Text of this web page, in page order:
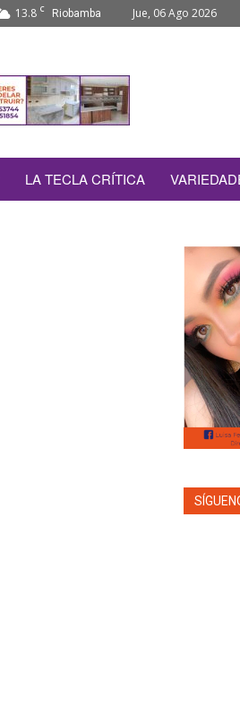
13.8 C Riobamba Jue, 06 Ago 2026
LA TECLA CRÍTICA